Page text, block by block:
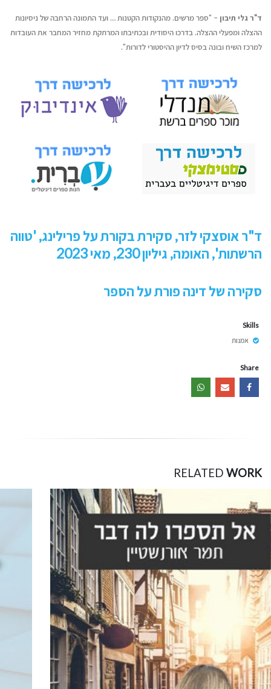
ד"ר גלי תיבון – "ספר מרשים. מהנקודות הקטנות … ועד התמונה הרחבה של ניסיונות
ההצלה ומפעלי ההצלה. בדרכו היסודית ובכתיבתו המרתקת מחזיר המחבר את העובדות
למרכז השיח ובונה בסיס לדיון ההיסטורי לדורות".
ד"ר אוסצקי לזר, סקירת בקורת על פרילינג, 'טווה
הרשתות', האומה, גיליון 230, מאי 2023‎
סקירה של דינה פורת על הספר
Skills
אמנות
Share
RELATED WORK